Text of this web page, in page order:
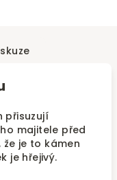
přisuzují
majitele před
je to kámen
je hřejivý.